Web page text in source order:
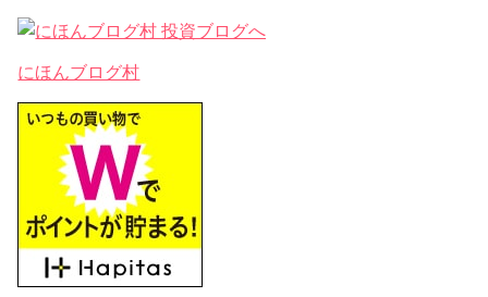
にほんブログ村